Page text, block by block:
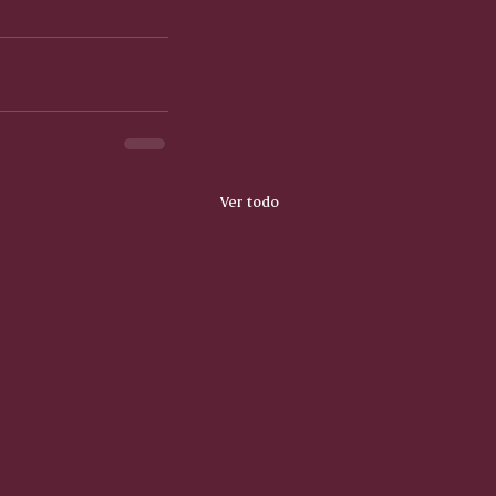
Ver todo